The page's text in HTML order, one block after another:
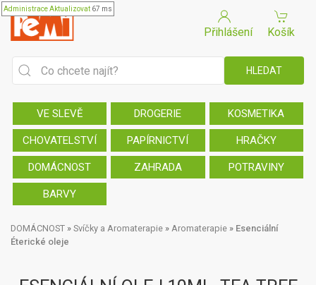
AdministraceAktualizovat 67 ms
Přihlášení Košík
VE SLEVĚ DROGERIE KOSMETIKA
CHOVATELSTVÍ PAPÍRNICTVÍ HRAČKY
DOMÁCNOST ZAHRADA POTRAVINY
BARVY
DOMÁCNOST » Svíčky a Aromaterapie » Aromaterapie » Esenciální
Éterické oleje